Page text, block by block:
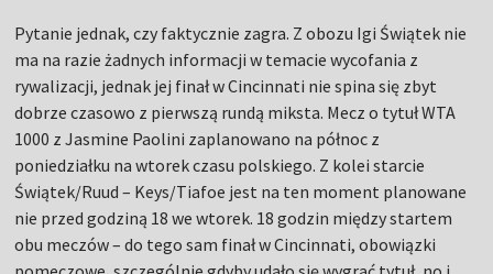
Pytanie jednak, czy faktycznie zagra. Z obozu Igi Świątek nie
ma na razie żadnych informacji w temacie wycofania z
rywalizacji, jednak jej finał w Cincinnati nie spina się zbyt
dobrze czasowo z pierwszą rundą miksta. Mecz o tytuł WTA
1000 z Jasmine Paolini zaplanowano na północ z
poniedziałku na wtorek czasu polskiego. Z kolei starcie
Świątek/Ruud – Keys/Tiafoe jest na ten moment planowane
nie przed godziną 18 we wtorek. 18 godzin między startem
obu meczów – do tego sam finał w Cincinnati, obowiązki